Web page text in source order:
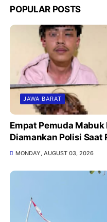
POPULAR POSTS
JAWA BARAT
Empat Pemuda Mabuk
Diamankan Polisi Saat
MONDAY, AUGUST 03, 2026